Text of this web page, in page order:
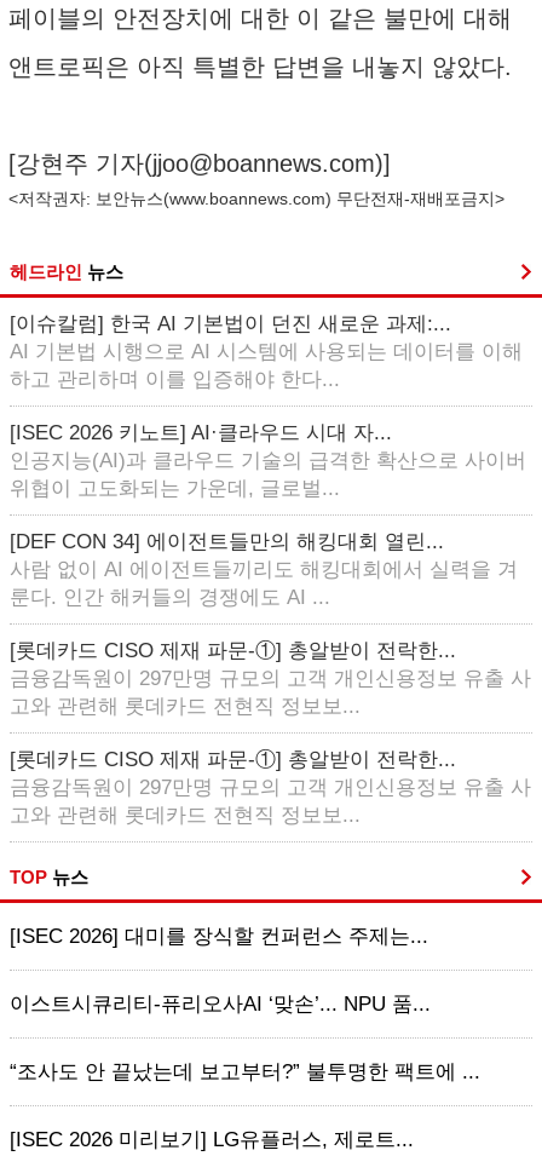
페이블의 안전장치에 대한 이 같은 불만에 대해
앤트로픽은 아직 특별한 답변을 내놓지 않았다.
[강현주 기자(jjoo@boannews.com)]
<저작권자: 보안뉴스(www.boannews.com) 무단전재-재배포금지>
헤드라인 뉴스
[이슈칼럼] 한국 AI 기본법이 던진 새로운 과제:...
AI 기본법 시행으로 AI 시스템에 사용되는 데이터를 이해
하고 관리하며 이를 입증해야 한다...
[ISEC 2026 키노트] AI·클라우드 시대 자...
인공지능(AI)과 클라우드 기술의 급격한 확산으로 사이버
위협이 고도화되는 가운데, 글로벌...
[DEF CON 34] 에이전트들만의 해킹대회 열린...
사람 없이 AI 에이전트들끼리도 해킹대회에서 실력을 겨
룬다. 인간 해커들의 경쟁에도 AI ...
[롯데카드 CISO 제재 파문-①] 총알받이 전락한...
금융감독원이 297만명 규모의 고객 개인신용정보 유출 사
고와 관련해 롯데카드 전현직 정보보...
[롯데카드 CISO 제재 파문-①] 총알받이 전락한...
금융감독원이 297만명 규모의 고객 개인신용정보 유출 사
고와 관련해 롯데카드 전현직 정보보...
TOP 뉴스
[ISEC 2026] 대미를 장식할 컨퍼런스 주제는...
이스트시큐리티-퓨리오사AI ‘맞손’... NPU 품...
“조사도 안 끝났는데 보고부터?” 불투명한 팩트에 ...
[ISEC 2026 미리보기] LG유플러스, 제로트...